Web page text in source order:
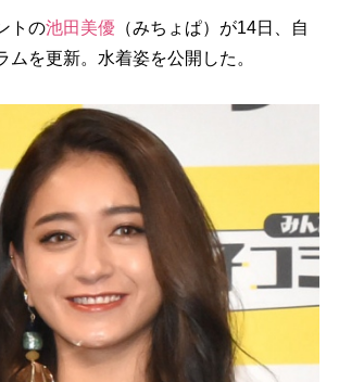
トの池田美優（みちょぱ）が14日、自
ムを更新。水着姿を公開した。